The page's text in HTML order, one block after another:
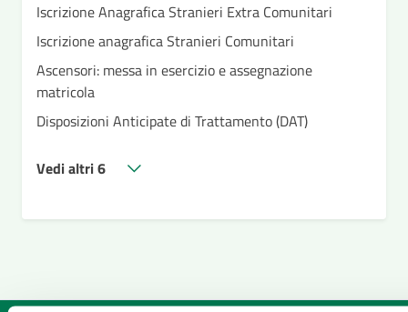
Iscrizione Anagrafica Stranieri Extra Comunitari
Iscrizione anagrafica Stranieri Comunitari
Ascensori: messa in esercizio e assegnazione
matricola
Disposizioni Anticipate di Trattamento (DAT)
Vedi altri 6